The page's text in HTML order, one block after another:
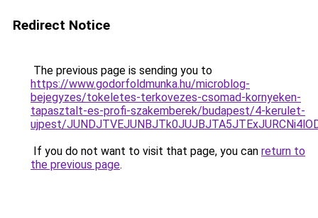
Redirect Notice
The previous page is sending you to
https://www.godorfoldmunka.hu/microblog-
bejegyzes/tokeletes-terkovezes-csomad-kornyeken-
tapasztalt-es-profi-szakemberek/budapest/4-kerulet-
ujpest/
If you do not want to visit that page, you can return to
the previous page.